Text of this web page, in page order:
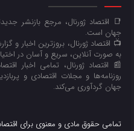
📑 اقتصاد ژورنال، مرجع بازنشر
جهان است.
📺 اقتصاد ژورنال، بروزترین اخبار و
به صورت آنلاین، سریع و آسان در
📰 اقتصاد ژورنال، تمامی اخبار
روزنامه‌ها و مجلات اقتصادی و
جهان گردآوری می‌کند.
تمامی حقوق مادی و معنوی برای